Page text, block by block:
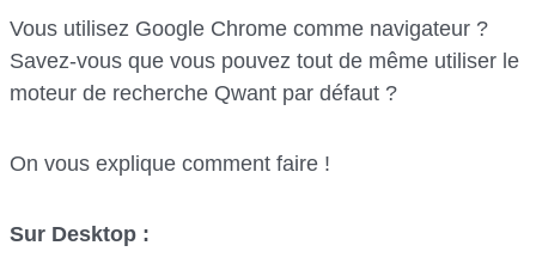
Vous utilisez Google Chrome comme navigateur ?
Savez-vous que vous pouvez tout de même utiliser le
moteur de recherche Qwant par défaut ?
On vous explique comment faire !
Sur Desktop :